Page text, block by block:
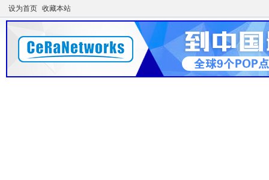
设为首页 收藏本站